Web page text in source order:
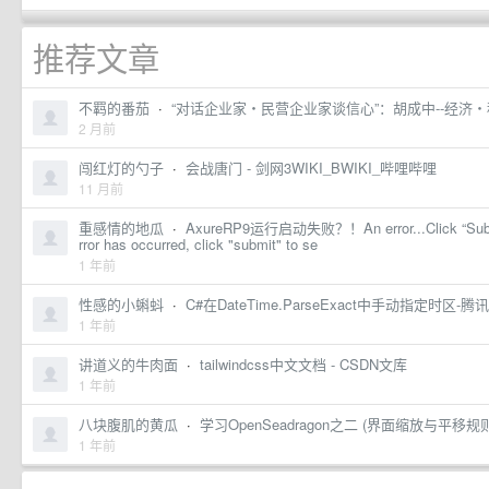
推荐文章
不羁的番茄 · “对话企业家・民营企业家谈信心”：胡成中--经济
2 月前
闯红灯的勺子 · 会战唐门 - 剑网3WIKI_BWIKI_哔哩哔哩
11 月前
重感情的地瓜 · AxureRP9运行启动失败？！An error...Click
rror has occurred, click "submit" to se
1 年前
性感的小蝌蚪 · C#在DateTime.ParseExact中手动指定时区-腾
1 年前
讲道义的牛肉面 · tailwindcss中文文档 - CSDN文库
1 年前
八块腹肌的黄瓜 · 学习OpenSeadragon之二 (界面缩放与平移规
1 年前